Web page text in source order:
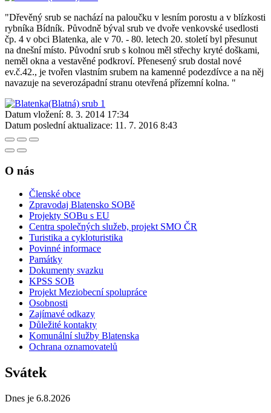
"Dřevěný srub se nachází na paloučku v lesním porostu a v blízkosti
rybníka Bídník. Původně býval srub ve dvoře venkovské usedlosti
čp. 4 v obci Blatenka, ale v 70. - 80. letech 20. století byl přesunut
na dnešní místo. Původní srub s kolnou měl střechy kryté doškami,
neměl okna a vestavěné podkroví. Přenesený srub dostal nové
ev.č.42., je tvořen vlastním srubem na kamenné podezdívce a na něj
navazuje na severozápadní stranu otevřená přízemní kolna. "
Datum vložení: 8. 3. 2014 17:34
Datum poslední aktualizace: 11. 7. 2016 8:43
O nás
Členské obce
Zpravodaj Blatensko SOBě
Projekty SOBu s EU
Centra společných služeb, projekt SMO ČR
Turistika a cykloturistika
Povinné informace
Památky
Dokumenty svazku
KPSS SOB
Projekt Meziobecní spolupráce
Osobnosti
Zajímavé odkazy
Důležité kontakty
Komunální služby Blatenska
Ochrana oznamovatelů
Svátek
Dnes je 6.8.2026